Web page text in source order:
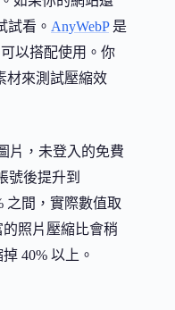
試看。 AnyWebP是
以搭配使用。你
材來測試壓縮效
片，未登入的免費
號後提升到
之間，實際數值取
照片壓縮比會稍
40% 以上。